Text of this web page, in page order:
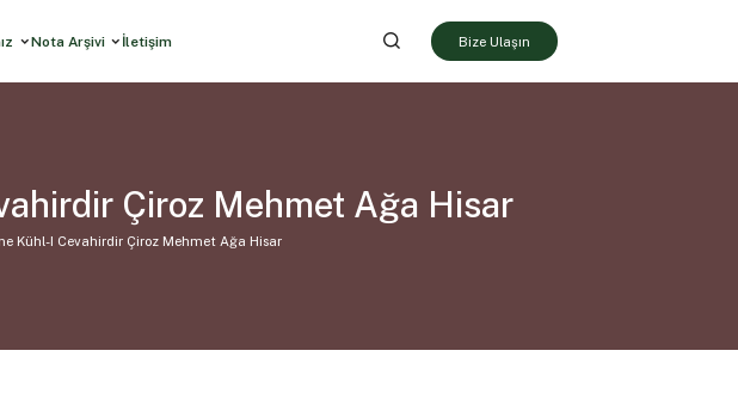
Nota Arşivi İletişim Bize Ulaşın
Çiroz Mehmet Ağa Hisar
Kühl-I Cevahirdir Çiroz Mehmet Ağa Hisar